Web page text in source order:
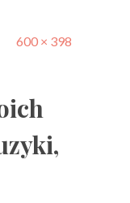
600 × 398